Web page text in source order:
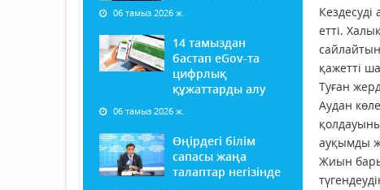
06 тамыз 2026 ж.
14 тамыздан
бастап еGov-та
цифрлық
құжаттарды алу
06 тамыз 2026 ж.
Өңірдегі білім
сапасы жаңа
талаптар негізінде
Кездесуді
етті.
қажетті
Туған
Аудан
ауқымды
Жиын